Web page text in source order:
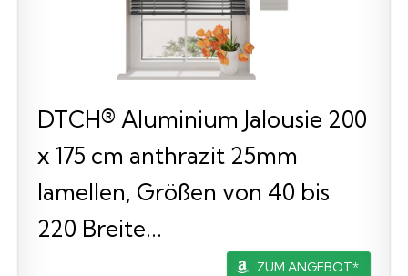
DTCH® Aluminium Jalousie 200
x 175 cm anthrazit 25mm
lamellen, Größen von 40 bis
220 Breite...
ZUM ANGEBOT*